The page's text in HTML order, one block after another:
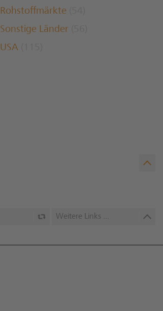
Rohstoffmärkte
Sonstige Länder
USA
Weitere Links ...